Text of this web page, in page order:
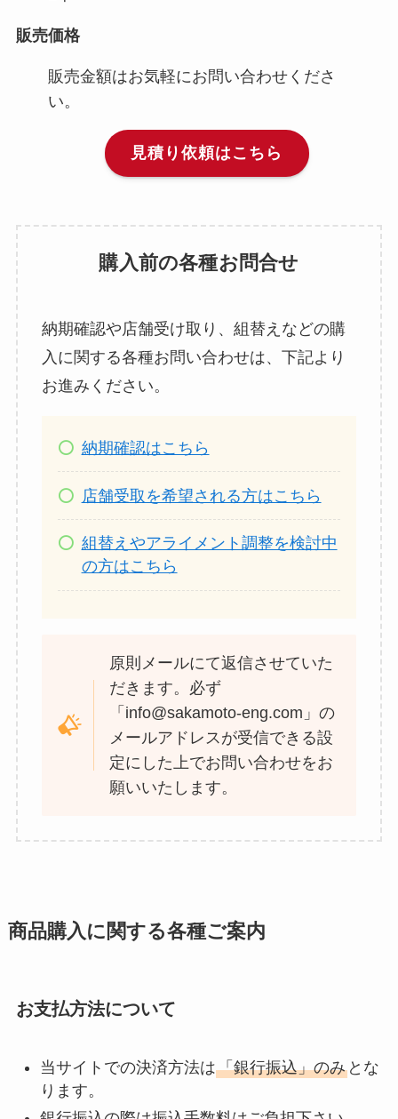
販売価格
販売金額はお気軽にお問い合わせくださ
い。
見積り依頼はこちら
購入前の各種お問合せ
納期確認や店舗受け取り、組替えなどの購
入に関する各種お問い合わせは、下記より
お進みください。
納期確認はこちら
店舗受取を希望される方はこちら
組替えやアライメント調整を検討中
の方はこちら
原則メールにて返信させていた
だきます。必ず
「info@sakamoto-eng.com」の
メールアドレスが受信できる設
定にした上でお問い合わせをお
願いいたします。
商品購入に関する各種ご案内
お支払方法について
当サイトでの決済方法は「銀行振込」のみとな
ります。